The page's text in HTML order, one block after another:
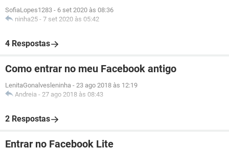
SofiaLopes1283 - 6 set 2020 às 08:36
ninha25 - 7 set 2020 às 05:42
4 Respostas
Como entrar no meu Facebook antigo
LenitaGonalvesleninha - 23 ago 2018 às 12:19
Andreia - 27 ago 2018 às 08:43
2 Respostas
Entrar no Facebook Lite